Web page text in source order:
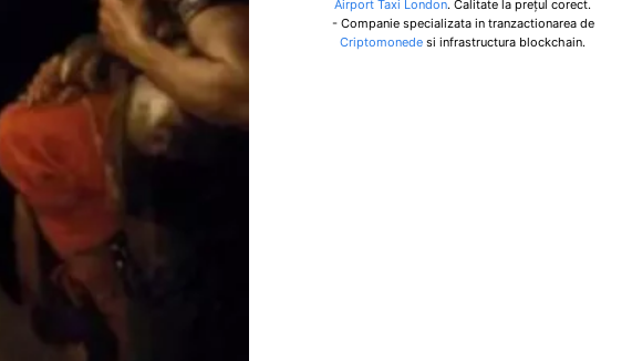
Airport Taxi London. Calitate la prețul corect.
- Companie specializata in tranzactionarea de
Criptomonede si infrastructura blockchain.